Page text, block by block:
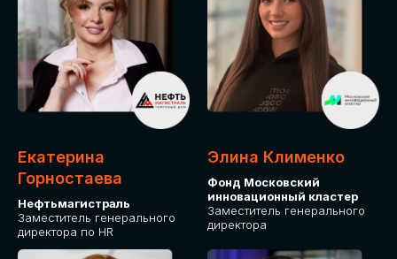
Екатерина
Горностаева
Нефтьмагистраль
Заместитель генерального
директора по HR
Элина Клименко
Фонд Московский
инновационный кластер
Заместитель генерального
директора
Приглашаем стать партнером GLOBAL
TECH FORUM и презентовать ваши
решения целевой аудитории. Будем
рады сотрудничеству!
СТАНЬТЕ
ЭКСПОНЕНТОМ
ПОДАТЬ ЗАЯВКУ
IT Solutions for Business